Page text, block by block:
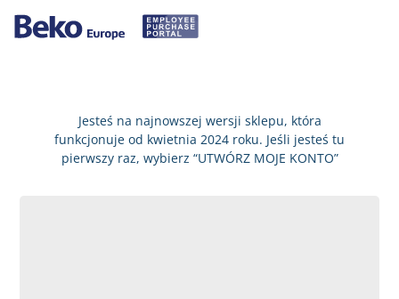
Jesteś na najnowszej wersji sklepu, która
funkcjonuje od kwietnia 2024 roku. Jeśli jesteś tu
pierwszy raz, wybierz “UTWÓRZ MOJE KONTO”